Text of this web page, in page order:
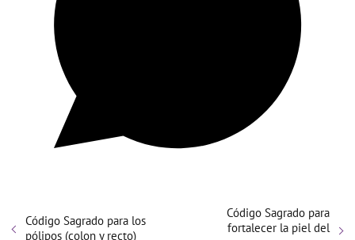
Código Sagrado para los
pólipos (colon y recto)
Código Sagrado para
fortalecer la piel del